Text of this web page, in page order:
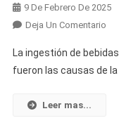
9 De Febrero De 2025
Deja Un ComentarioEn
Y
La ingestión de
fueron las causas de la
Leer mas...